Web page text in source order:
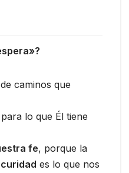
de caminos que
para lo que Él tiene
fe, porque la
es lo que nos